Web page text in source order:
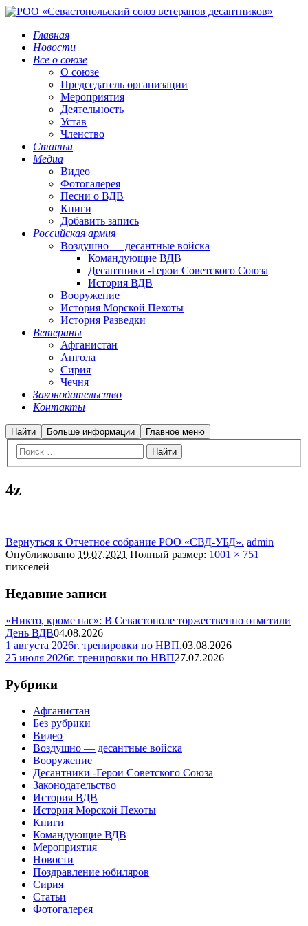
Главная
Новости
Все о союзе
О союзе
Председатель организации
Мероприятия
Деятельность
Устав
Членство
Статьи
Медиа
Видео
Фотогалерея
Песни о ВДВ
Книги
Добавить запись
Российская армия
Воздушно — десантные войска
Командующие ВДВ
Десантники -Герои Советского Союза
История ВДВ
Вооружение
История Морской Пехоты
История Разведки
Ветераны
Афганистан
Ангола
Сирия
Чечня
Законодательство
Контакты
Найти Больше информации Главное меню
4z
Вернуться к Отчетное собрание РОО «СВД-УБД». admin
Опубликовано 19.07.2021 Полный размер: 1001 × 751
пикселей
Недавние записи
«Никто, кроме нас»: В Севастополе торжественно отметили
День ВДВ04.08.2026
1 августа 2026г. тренировки по НВП.03.08.2026
25 июля 2026г. тренировки по НВП27.07.2026
Рубрики
Афганистан
Без рубрики
Видео
Воздушно — десантные войска
Вооружение
Десантники -Герои Советского Союза
Законодательство
История ВДВ
История Морской Пехоты
Книги
Командующие ВДВ
Мероприятия
Новости
Поздравление юбиляров
Сирия
Статьи
Фотогалерея